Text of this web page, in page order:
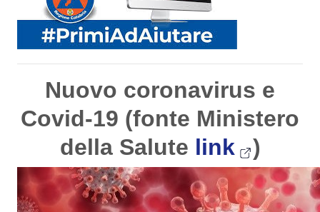
Nuovo coronavirus e
Covid-19 (fonte Ministero
della Salute link )